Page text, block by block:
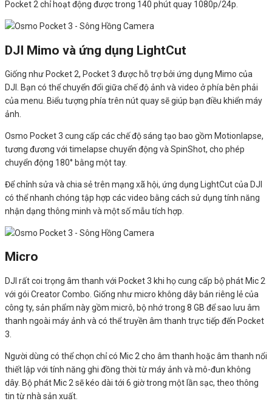
Pocket 2 chỉ hoạt động được trong 140 phút quay 1080p/24p.
DJI Mimo và ứng dụng LightCut
Giống như Pocket 2, Pocket 3 được hỗ trợ bởi ứng dụng Mimo của
DJI. Bạn có thể chuyển đổi giữa chế độ ảnh và video ở phía bên phải
của menu. Biểu tượng phía trên nút quay sẽ giúp bạn điều khiển máy
ảnh.
Osmo Pocket 3 cung cấp các chế độ sáng tạo bao gồm Motionlapse,
tương đương với timelapse chuyển động và SpinShot, cho phép
chuyển động 180° bằng một tay.
Để chỉnh sửa và chia sẻ trên mạng xã hội, ứng dụng LightCut của DJI
có thể nhanh chóng tập hợp các video bằng cách sử dụng tính năng
nhận dạng thông minh và một số mẫu tích hợp.
Micro
DJI rất coi trọng âm thanh với Pocket 3 khi họ cung cấp bộ phát Mic 2
với gói Creator Combo. Giống như micro không dây bản riêng lẻ của
công ty, sản phẩm này gồm micrô, bộ nhớ trong 8 GB để sao lưu âm
thanh ngoài máy ảnh và có thể truyền âm thanh trực tiếp đến Pocket
3.
Người dùng có thể chọn chỉ có Mic 2 cho âm thanh hoặc âm thanh nổi
thiết lập với tính năng ghi đồng thời từ máy ảnh và mô-đun không
dây. Bộ phát Mic 2 sẽ kéo dài tới 6 giờ trong một lần sạc, theo thông
tin từ nhà sản xuất.